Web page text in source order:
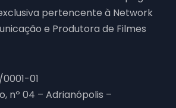
pertencente à Network
e Produtora de Filmes
0001-01
nº 04 – Adrianópolis –